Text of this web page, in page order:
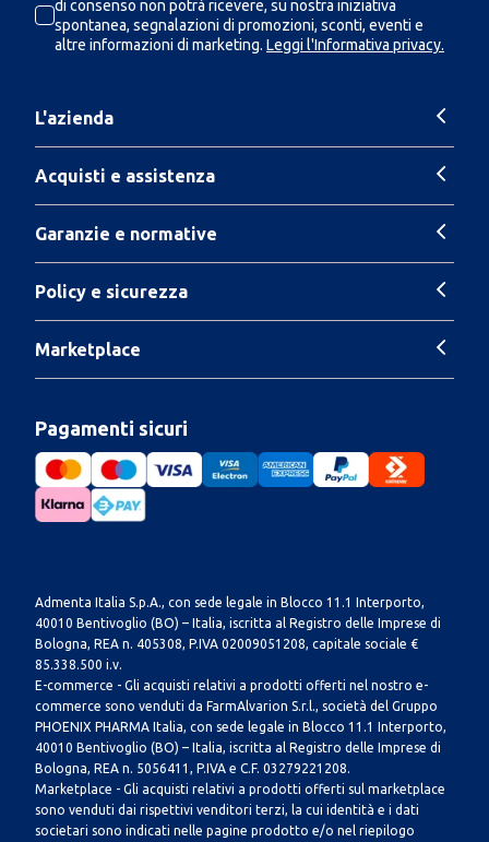
di consenso non potrà ricevere, su nostra iniziativa
spontanea, segnalazioni di promozioni, sconti, eventi e
altre informazioni di marketing. Leggi l'Informativa privacy.
L'azienda
Acquisti e assistenza
Garanzie e normative
Policy e sicurezza
Marketplace
Pagamenti sicuri
Admenta Italia S.p.A., con sede legale in Blocco 11.1 Interporto,
40010 Bentivoglio (BO) – Italia, iscritta al Registro delle Imprese di
Bologna, REA n. 405308, P.IVA 02009051208, capitale sociale €
85.338.500 i.v.
E-commerce - Gli acquisti relativi a prodotti offerti nel nostro e-
commerce sono venduti da FarmAlvarion S.r.l., società del Gruppo
PHOENIX PHARMA Italia, con sede legale in Blocco 11.1 Interporto,
40010 Bentivoglio (BO) – Italia, iscritta al Registro delle Imprese di
Bologna, REA n. 5056411, P.IVA e C.F. 03279221208.
Marketplace - Gli acquisti relativi a prodotti offerti sul marketplace
sono venduti dai rispettivi venditori terzi, la cui identità e i dati
societari sono indicati nelle pagine prodotto e/o nel riepilogo